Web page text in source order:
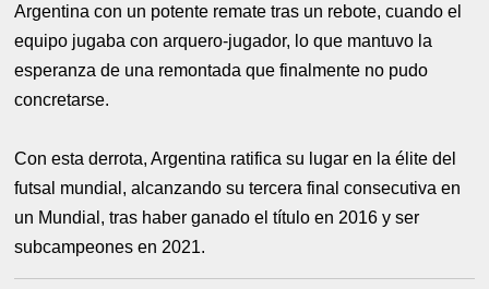
Argentina con un potente remate tras un rebote, cuando el
equipo jugaba con arquero-jugador, lo que mantuvo la
esperanza de una remontada que finalmente no pudo
concretarse.
Con esta derrota, Argentina ratifica su lugar en la élite del
futsal mundial, alcanzando su tercera final consecutiva en
un Mundial, tras haber ganado el título en 2016 y ser
subcampeones en 2021.